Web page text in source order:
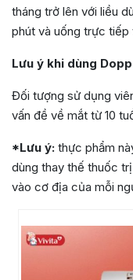
tháng trở lên với liều
phút và uống trực
Lưu ý khi dùng
Đối tượng sử dụng
vấn đề về mắt từ 10
*Lưu ý: thực phẩm
dùng thay thế thuốc
vào cơ địa của mỗi